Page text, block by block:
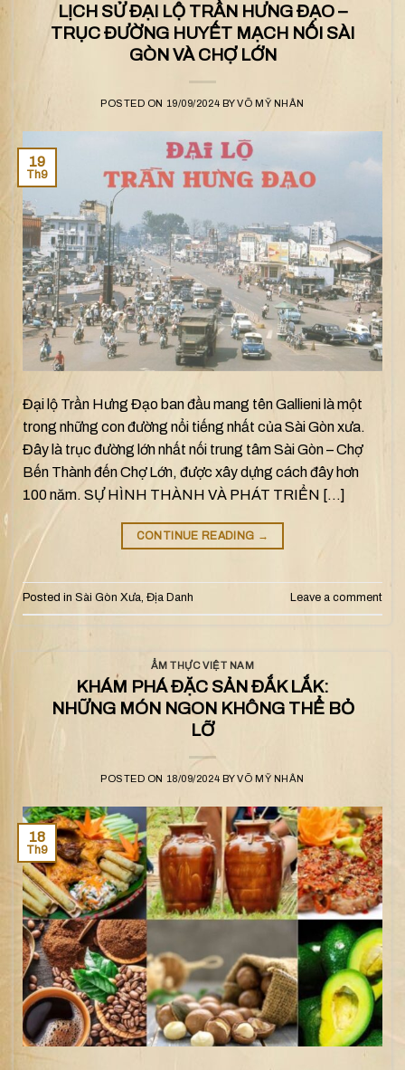
LỊCH SỬ ĐẠI LỘ TRẦN HƯNG ĐẠO –
TRỤC ĐƯỜNG HUYẾT MẠCH NỐI SÀI
GÒN VÀ CHỢ LỚN
POSTED ON 19/09/2024 BYVÕ MỸ NHÂN
19
Th9
Đại lộ Trần Hưng Đạo ban đầu mang tên Gallieni là một
trong những con đường nổi tiếng nhất của Sài Gòn xưa.
Đây là trục đường lớn nhất nối trung tâm Sài Gòn – Chợ
Bến Thành đến Chợ Lớn, được xây dựng cách đây hơn
100 năm. SỰ HÌNH THÀNH VÀ PHÁT TRIỂN […]
CONTINUE READING →
Posted in Sài Gòn Xưa, Địa Danh Leave a comment
ẨM THỰC VIỆT NAM
KHÁM PHÁ ĐẶC SẢN ĐẮK LẮK:
NHỮNG MÓN NGON KHÔNG THỂ BỎ
LỠ
POSTED ON 18/09/2024 BYVÕ MỸ NHÂN
18
Th9